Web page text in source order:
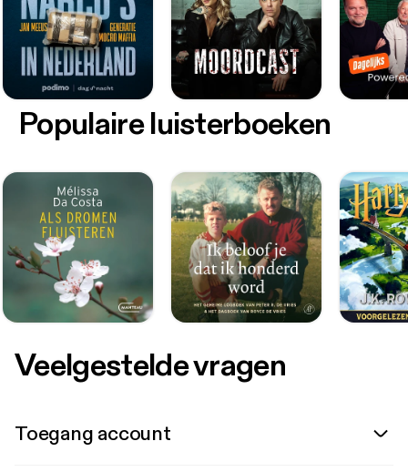
Populaire luisterboeken
Veelgestelde vragen
Toegang account